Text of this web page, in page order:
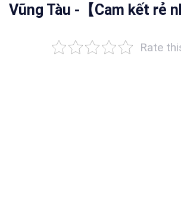
Vũng Tàu -【Cam kết rẻ
Rate